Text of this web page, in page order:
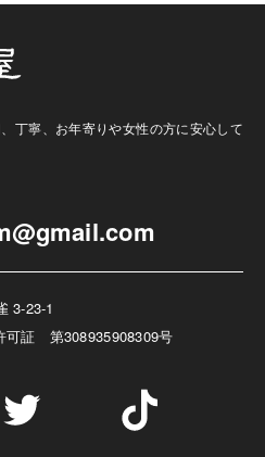
丁寧、お年寄りや女性の方に安心して
3-23-1
可証 第308935908309号